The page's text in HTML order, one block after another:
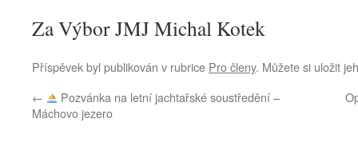
Za Výbor JMJ Michal Kotek
Příspěvek byl publikován v rubrice Pro členy. Můžete si uložit
←
Pozvánka na letní jachtařské soustředění –
Máchovo jezero